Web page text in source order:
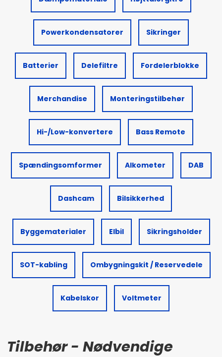
Powerkondensatorer Sikringer
Batterier Delefiltre Fordelerblokke
Merchandise Monteringstilbehør
Hi-/Low-konvertere Bass Remote
Spændingsomformer Alkometer DAB
Dashcam Bilsikkerhed
Byggematerialer Elbil Sikringsholder
SOT-kabling Ombygningskit / Reservedele
Kabelskor Voltmeter
Tilbehør - Nødvendige